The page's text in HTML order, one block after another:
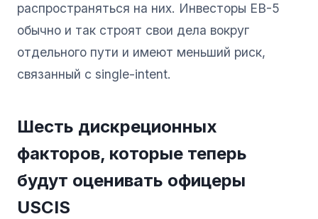
распространяться на них. Инвесторы EB-5
обычно и так строят свои дела вокруг
отдельного пути и имеют меньший риск,
связанный с single-intent.
Шесть дискреционных
факторов, которые теперь
будут оценивать офицеры
USCIS